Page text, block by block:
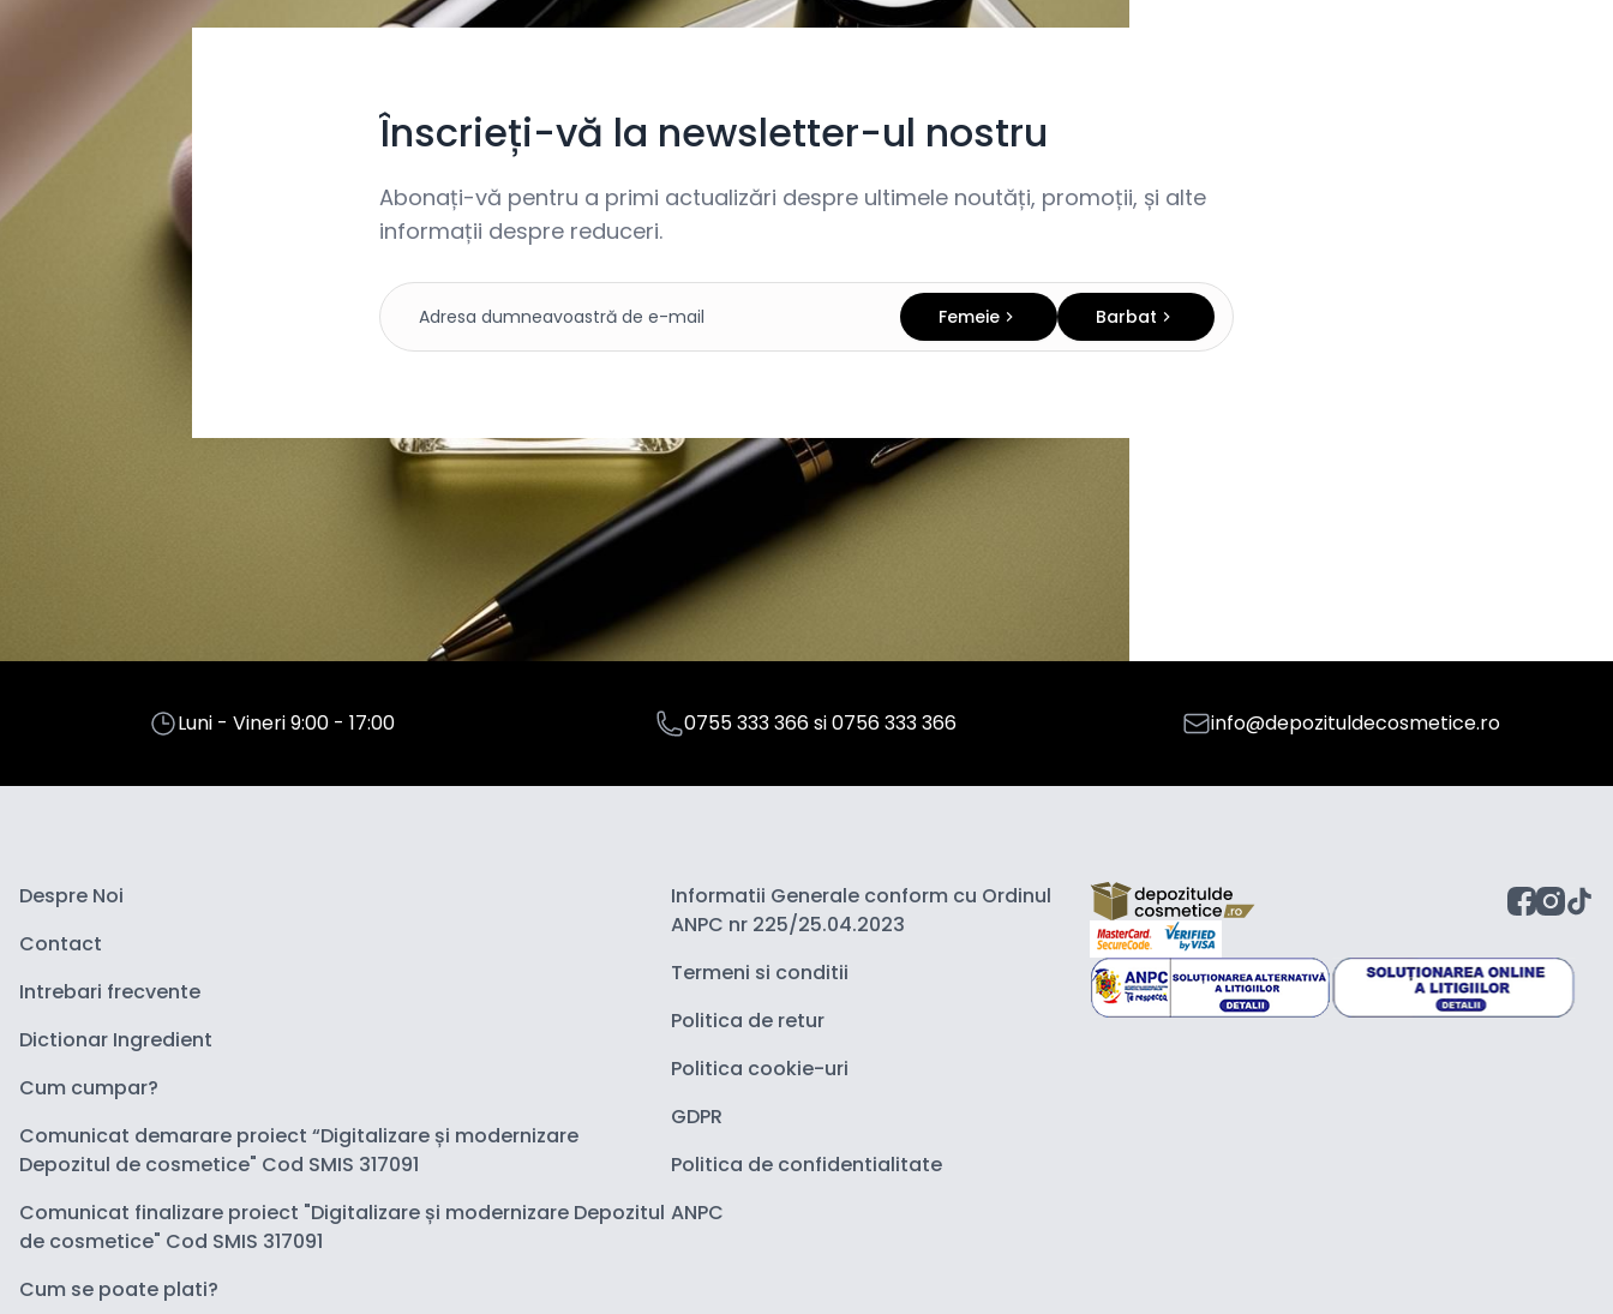
Înscrieți-vă la newsletter-ul nostru
Abonați-vă pentru a primi actualizări despre ultimele noutăți, promoții, și alte
informații despre reduceri.
Femeie Barbat
Luni - Vineri 9:00 - 17:00 0755 333 366si0756 333 366 info@depozituldecosmetice.ro
Despre Noi
Contact
Intrebari frecvente
Dictionar Ingredient
Cum cumpar?
Comunicat demarare proiect “Digitalizare și modernizare
Depozitul de cosmetice" Cod SMIS 317091
Comunicat finalizare proiect "Digitalizare și modernizare Depozitul
de cosmetice" Cod SMIS 317091
Cum se poate plati?
Informatii Generale conform cu Ordinul
ANPC nr 225/25.04.2023
Termeni si conditii
Politica de retur
Politica cookie-uri
GDPR
Politica de confidentialitate
ANPC